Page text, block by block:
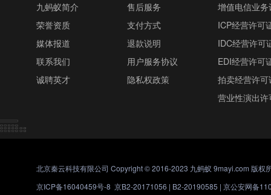
九蚂蚁简介
荣誉资质
媒体报道
联系我们
诚聘英才
售后服务
支付方式
退款说明
用户服务协议
隐私权政策
增值电信业
ICP经营许可
IDC经营许可
EDI经营许可
拍卖经营许可
营业性演出许
北京秦云科技有限公司 Copyright © 2016-2023 九蚂蚁 9mayi.com 版权
京ICP备16040459号-8 京B2-20171056 | B2-20190585 | 京公安网备